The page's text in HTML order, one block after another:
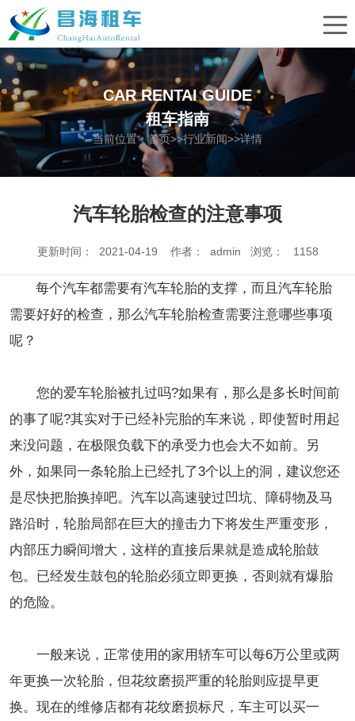
CAR RENTAI GUIDE
租车指南
当前位置：首页>>行业新闻>>详情
汽车轮胎检查的注意事项
更新时间： 2021-04-19 作者： admin 浏览： 1158
每个汽车都需要有汽车轮胎的支撑，而且汽车轮胎
需要好好的检查，那么汽车轮胎检查需要注意哪些事项
呢？
您的爱车轮胎被扎过吗?如果有，那么是多长时间前
的事了呢?其实对于已经补完胎的车来说，即使暂时用起
来没问题，在极限负载下的承受力也会大不如前。另
外，如果同一条轮胎上已经扎了3个以上的洞，建议您还
是尽快把胎换掉吧。汽车以高速驶过凹坑、障碍物及马
路沿时，轮胎局部在巨大的撞击力下将发生严重变形，
内部压力瞬间增大，这样的直接后果就是造成轮胎鼓
包。已经发生鼓包的轮胎必须立即更换，否则就有爆胎
的危险。
一般来说，正常使用的家用轿车可以每6万公里或两
年更换一次轮胎，但花纹磨损严重的轮胎则应提早更
换。现在的维修店都有花纹磨损标尺，车主可以买一